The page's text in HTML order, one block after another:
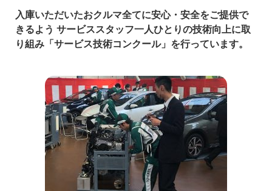
入庫いただいたおクルマ全てに安心・安全をご提供で
きるよう サービススタッフ一人ひとりの技術向上に取
り組み「サービス技術コンクール」を行っています。